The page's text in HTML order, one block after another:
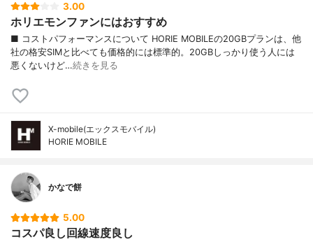
3.00
ホリエモンファンにはおすすめ
■ コストパフォーマンスについて HORIE MOBILEの20GBプランは、他
社の格安SIMと比べても価格的には標準的。20GBしっかり使う人には
悪くないけど…続きを見る
X-mobile(エックスモバイル)
HORIE MOBILE
かなで餅
5.00
コスパ良し回線速度良し